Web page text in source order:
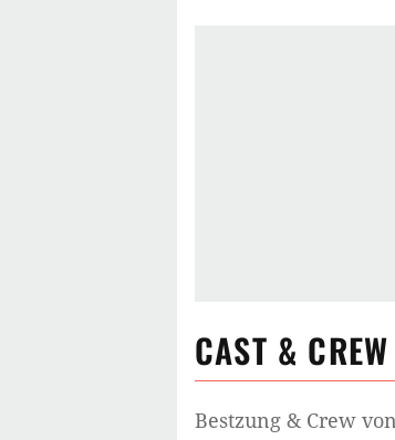
CAST & CREW
Bestzung & Crew von